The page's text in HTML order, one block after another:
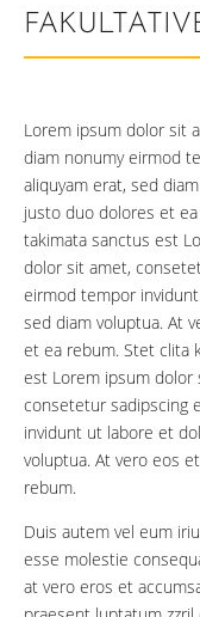
Lorem ipsum dolor sit
diam nonumy eirmod
aliquyam erat, sed
justo duo dolores et
takimata sanctus est
dolor sit amet,
eirmod tempor
sed diam voluptua. At
et ea rebum. Stet clita
est Lorem ipsum dolor
consetetur sadipscing
invidunt ut labore et
voluptua. At vero eos
rebum.
Duis autem vel eum
esse molestie
at vero eros et